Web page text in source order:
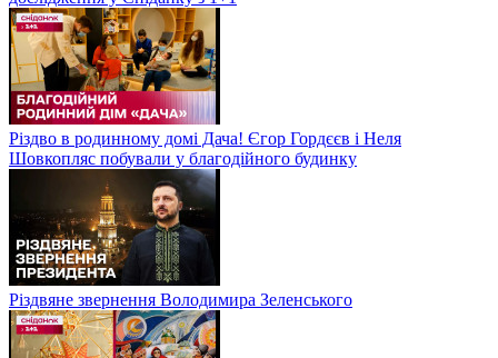
Різдво в родинному домі Дача! Єгор Гордєєв і Неля
Шовкопляс побували у благодійного будинку
Різдвяне звернення Володимира Зеленського